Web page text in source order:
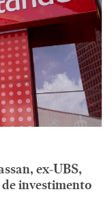
ex-UBS,
investimento